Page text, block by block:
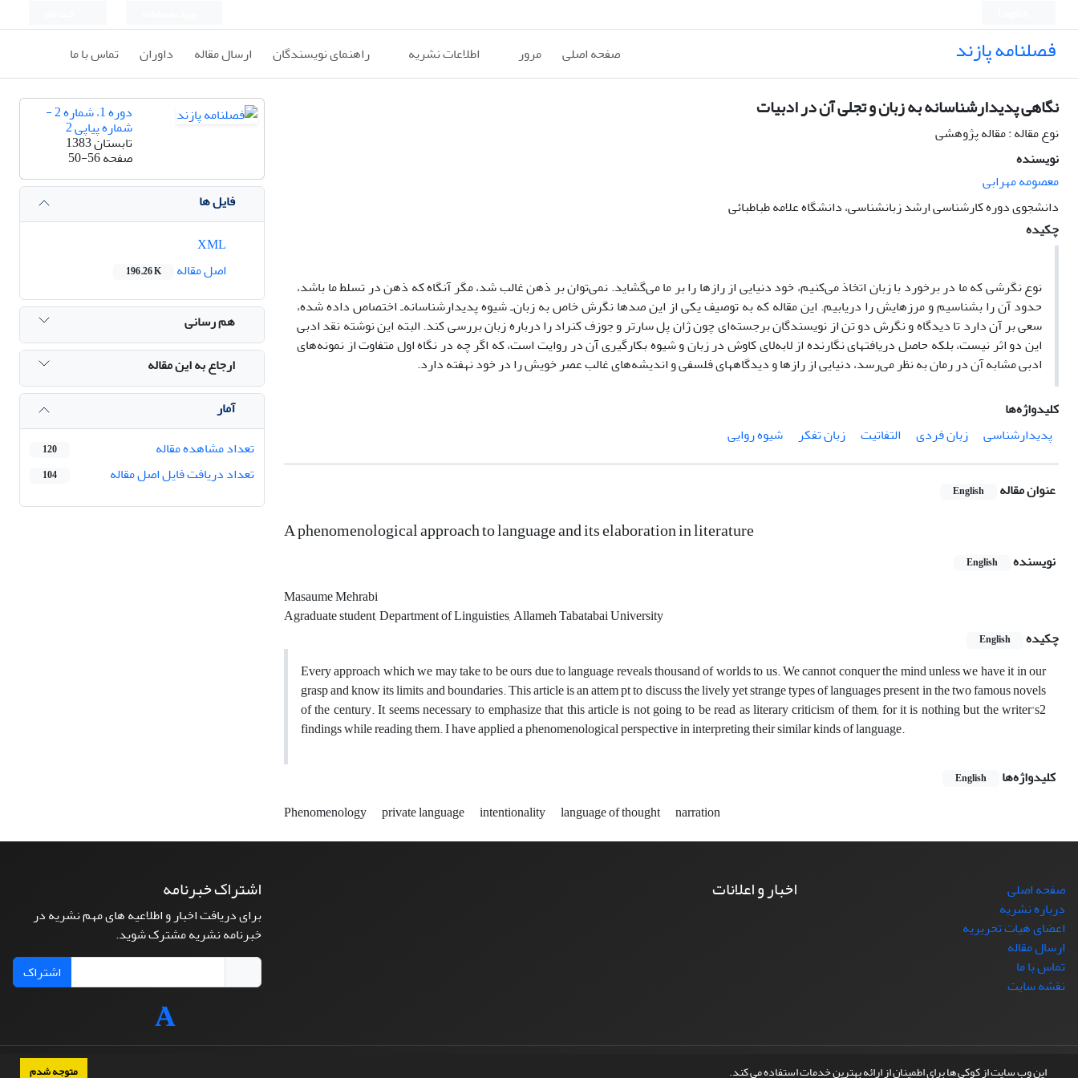
این وب سایت از کوکی ها برای اطمینان از ارائه بهترین خدمات استفاده می کند. متوجه شدم
فصلنامه پازند صفحه اصلی مرور اطلاعات نشریه راهنمای نویسندگان ارسال مقاله داوران تماس با ما
نگاهی پدیدارشناسانه به زبان و تجلی آن در ادبیات
نوع مقاله : مقاله پژوهشی
نویسنده
معصومه مهرابی
دانشجوی دوره کارشناسی ارشد زبانشناسی، دانشگاه علامه طباطبائی
چکیده
نوع نگرشی که ما در برخورد با زبان اتخاذ می‌کنیم، خود دنیایی از رازها را بر ما می‌گشاید. نمی‌توان بر ذهن غالب شد، مگر آنگاه که ذهن در تسلط ما باشد،
حدود آن را بشناسیم و مرزهایش را دریابیم. این مقاله که به توصیف یکی از این صدها نگرش خاص به زبان‌ـ شیوه پدیدارشناسانه‌ـ ‌اختصاص داده شده،
سعی بر آن دارد تا دیدگاه و نگرش دو تن از نویسندگان برجسته‌ای چون ژان پل سارتر و جوزف کنراد را درباره زبان بررسی کند. البته این نوشته نقد ادبی
این دو اثر نیست، بلکه حاصل دریافتهای نگارنده از لابه‌لای کاوش در زبان و شیوه بکارگیری آن در روایت است، که اگر چه در نگاه اول متفاوت از نمونه‌های
ادبی مشابه‌ آن در رمان به نظر می‌رسد، دنیایی از رازها و دیدگاههای فلسفی و اندیشه‌های غالب عصر خویش را در خود نهفته دارد.
کلیدواژه‌ها
پدیدارشناسی
زبان فردی التفاتیت زبان تفکر شیوه روایی
عنوان مقاله English
A phenomenological approach to language and its elaboration in literature
نویسنده English
Masaume Mehrabi
Agraduate student, Department of Linguisties, Allameh Tabatabai University
چکیده
English
Every approach which we may take to be ours due to language reveals thousand of worlds to us. We cannot conquer the mind unless we have it in our
grasp and know its limits and boundaries. This article is an attem pt to discuss the lively yet strange types of languages present in the two famous novels
of the century. It seems necessary to emphasize that this article is not going to be read as literary criticism of them; for it is nothing but the writer's2
findings while reading them. I have applied a phenomenological perspective in interpreting their similar kinds of language.
کلیدواژه‌ها
English
Phenomenology private language intentionality language of thought narration
دوره 1، شماره 2 -
شماره پیاپی 2
تابستان 1383
صفحه50-56
فایل ها
اصل مقاله
196.26 K
هم رسانی
ارجاع به این مقاله
آمار
تعداد مشاهده مقاله
120
تعداد دریافت فایل اصل مقاله 104
صفحه اصلی
درباره نشریه
اعضای هیات تحریریه
ارسال مقاله
تماس با ما
نقشه سایت
اخبار و اعلانات اشتراک خبرنامه
برای دریافت اخبار و اطلاعیه های مهم نشریه در
خبرنامه نشریه مشترک شوید.
اشتراک
© سامانه مدیریت نشریات علمی.طراحی و پیاده سازی ازسیناوب